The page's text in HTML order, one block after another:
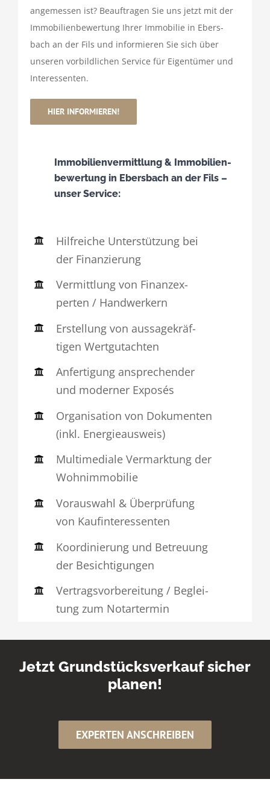
ange­messen ist? Beauf­tragen Sie uns jetzt mit der
Immo­bi­li­en­be­wer­tung Ihrer Immo­bilie in Ebers­
bach an der Fils und infor­mieren Sie sich über
unseren vorbild­li­chen Service für Eigen­tümer und
Inter­es­senten.
HIER INFOR­MIEREN!
Immo­bi­li­en­ver­mitt­lung & Immo­bi­li­en­
be­wer­tung in Ebers­bach an der Fils –
unser Service:
Hilf­reiche Unter­stüt­zung bei
der Finan­zie­rung
Vermitt­lung von Finanz­ex­
perten / Hand­wer­kern
Erstel­lung von aussa­ge­kräf­
tigen Wert­gut­achten
Anfer­ti­gung anspre­chender
und moderner Exposés
Orga­ni­sa­tion von Doku­menten
(inkl. Ener­gie­aus­weis)
Multi­me­diale Vermark­tung der
Wohn­im­mo­bilie
Vorauswahl & Über­prü­fung
von Kauf­in­ter­es­senten
Koor­di­nie­rung und Betreuung
der Besich­ti­gungen
Vertrags­vor­be­rei­tung / Beglei­
tung zum Notar­termin
Jetzt Grund­stücks­ver­kauf sicher
planen!
EXPERTEN ANSCHREIBEN